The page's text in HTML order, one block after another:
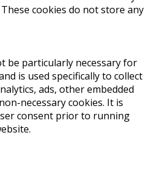
cookies do not store any
be particularly necessary for
is used specifically to collect
ads, other embedded
necessary cookies. It is
consent prior to running